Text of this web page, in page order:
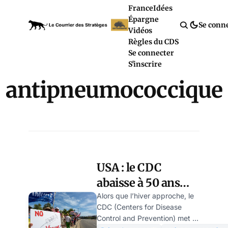
FranceIdées
Épargne
Vidéos
Règles du CDS
Se connecter
S'inscrire
Se
antipneumococcique
USA : le CDC
abaisse à 50 ans
l’âge pour le vaccin
antipneumococcique
Alors que l’hiver approche, le
CDC (Centers for Disease
Control and Prevention) met à